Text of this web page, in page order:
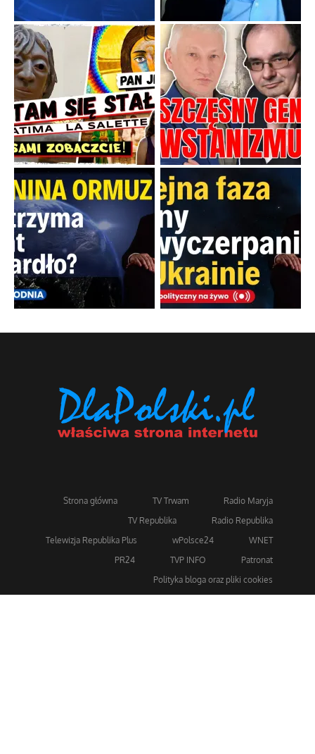
Strona główna TV Trwam
Radio Maryja
TV Republika
Radio Republika
Telewizja Republika Plus
wPolsce24
WNET
PR24
TVP INFO
Patronat
Polityka bloga oraz pliki cookies